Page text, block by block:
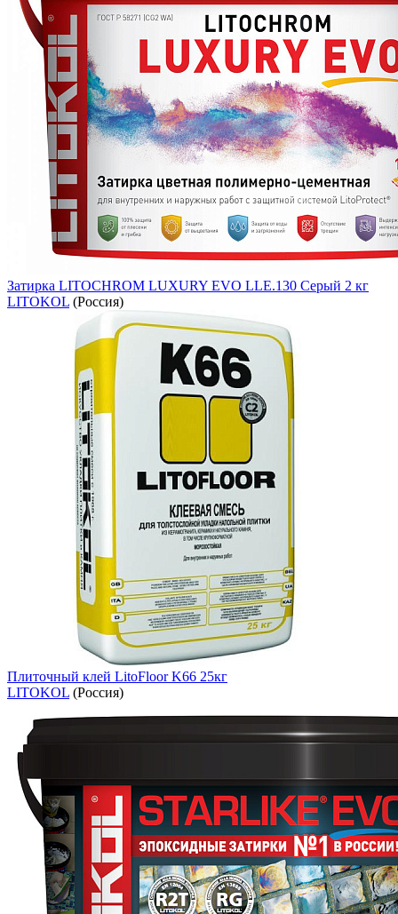
Затирка LITOCHROM LUXURY EVO LLE.130 Серый 2 кг
LITOKOL (Россия)
Плиточный клей LitoFloor K66 25кг
LITOKOL (Россия)